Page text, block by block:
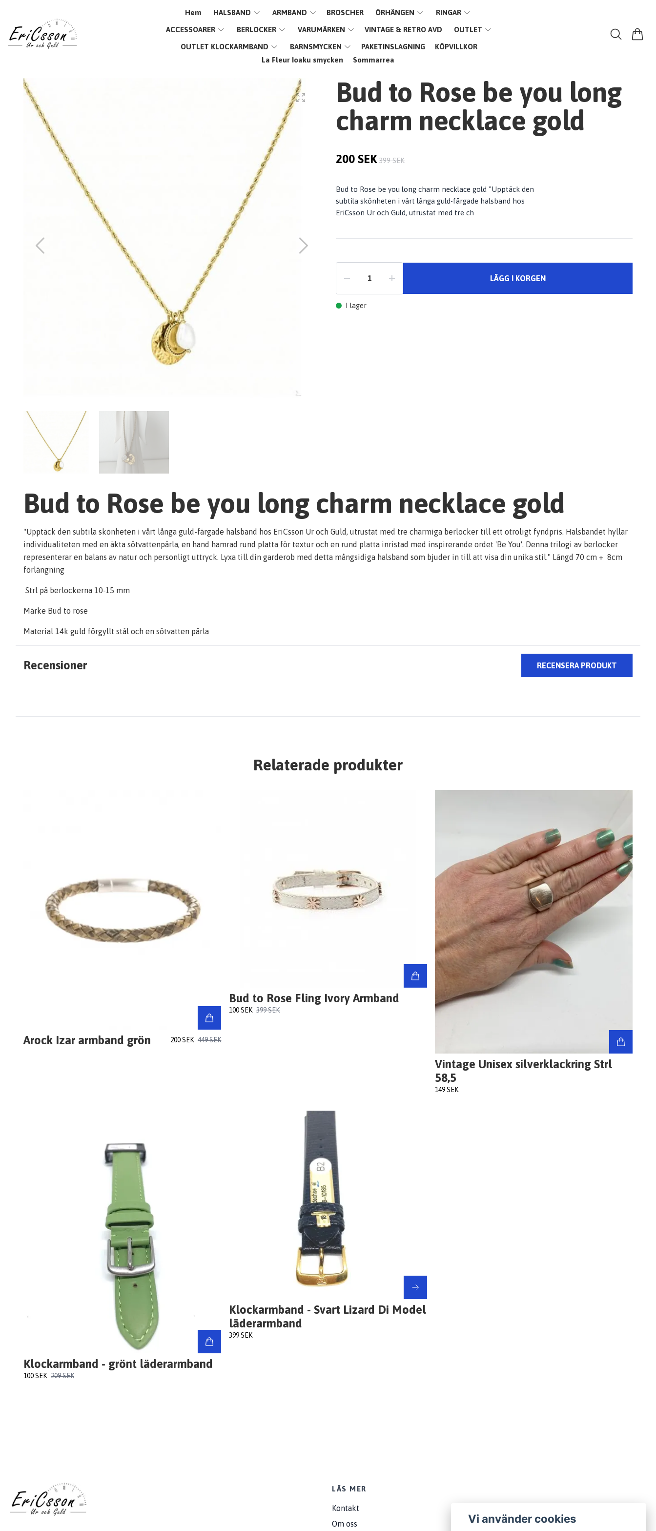
Hem HALSBAND ARMBAND BROSCHER ÖRHÄNGEN RINGAR
ACCESSOARER BERLOCKER VARUMÄRKEN VINTAGE & RETRO AVD OUTLET
OUTLET KLOCKARMBAND BARNSMYCKEN PAKETINSLAGNING
KÖPVILLKOR
La Fleur Ioaku smycken
Sommarrea
Bud to Rose be you long
charm necklace gold
200 SEK 399 SEK
Bud to Rose be you long charm necklace gold "Upptäck den
subtila skönheten i vårt långa guld-färgade halsband hos
EriCsson Ur och Guld, utrustat med tre ch
LÄGG I KORGEN
I lager
Bud to Rose be you long charm necklace gold
"Upptäck den subtila skönheten i vårt långa guld-färgade halsband hos EriCsson Ur och Guld, utrustat med tre charmiga berlocker till ett otroligt fyndpris. Halsbandet hyllar
individualiteten med en äkta sötvattenpärla, en hand hamrad rund platta för textur och en rund platta inristad med inspirerande ordet 'Be You'. Denna trilogi av berlocker
representerar en balans av natur och personligt uttryck. Lyxa till din garderob med detta mångsidiga halsband som bjuder in till att visa din unika stil." Längd 70 cm + 8cm
förlängning
Strl på berlockerna 10-15 mm
Märke Bud to rose
Material 14k guld förgyllt stål och en sötvatten pärla
Recensioner RECENSERA PRODUKT
Relaterade produkter
Arock Izar armband grön 200 SEK 449 SEK
Bud to Rose Fling Ivory Armband
100 SEK 399 SEK
Vintage Unisex silverklackring Strl
58,5
149 SEK
Klockarmband - grönt läderarmband
100 SEK 209 SEK
Klockarmband - Svart Lizard Di Model
läderarmband
399 SEK
LÄS MER
Kontakt
Om oss
Vi använder cookies